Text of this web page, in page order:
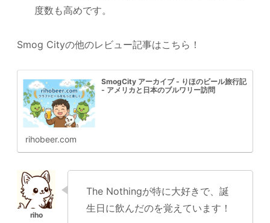
度数も高めです。
Smog Cityの他のレビュー記事はこちら！
SmogCity アーカイブ - りほのビール旅行記
- アメリカと日本のブルワリー訪問
rihobeer.com
The Nothingが特に大好きで、誕
生日に飲んだのを覚えています！